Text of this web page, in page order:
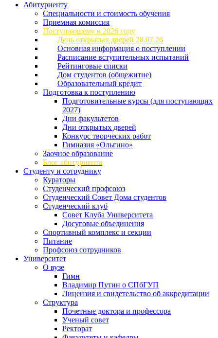
Абитуриенту
Специальности и стоимость обучения
Приемная комиссия
Поступающему в 2026 году
День открытых дверей 28.07.26
Основная информация о поступлении
Расписание вступительных испытаний
Рейтинговые списки
Дом студентов (общежитие)
Образовательный кредит
Подготовка к поступлению
Подготовительные курсы (для поступающих
2027)
Дни факультетов
Дни открытых дверей
Конкурс творческих работ
Гимназия «Ольгино»
Заочное образование
Блог абитуриента
Студенту и сотруднику
Кураторы
Студенческий профсоюз
Студенческий Совет Дома студентов
Студенческий клуб
Совет Клуба Университета
Досуговые объединения
Спортивный комплекс и секции
Питание
Профсоюз сотрудников
Университет
О вузе
Гимн
Владимир Путин о СПбГУП
Лицензия и свидетельство об аккредитации
Структура
Почетные доктора и профессора
Ученый совет
Ректорат